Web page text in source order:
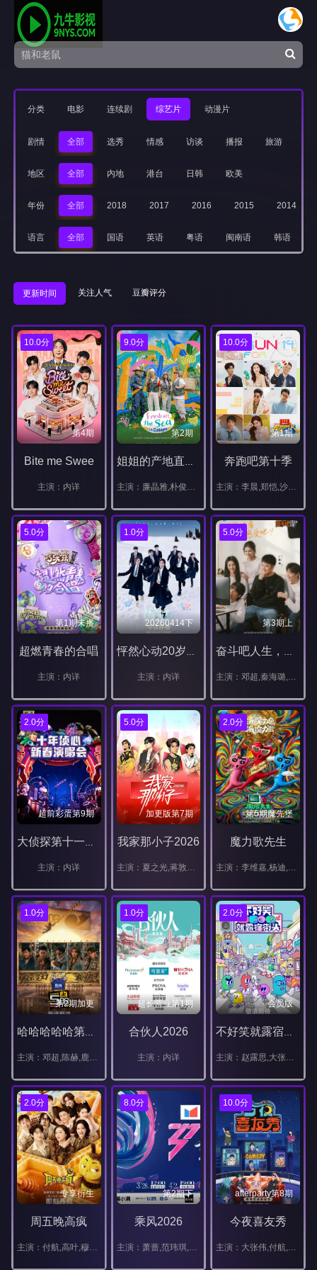
分类 电影 连续剧 综艺片 动漫片
剧情 全部 选秀 情感 访谈 播报 旅游
地区 全部 内地 港台 日韩 欧美
年份 全部 2018 2017 2016 2015 2014
语言 全部 国语 英语 粤语 闽南语 韩语
更新时间 关注人气 豆瓣评分
10.0分
第4期
Bite me Swee
主演：内详
9.0分
第2期
姐姐的产地直送in卡拉佩
主演：廉晶雅,朴俊勉,金惠奫,DEX,(金珍映)
10.0分
第1期
奔跑吧第十季
主演：李晨,郑恺,沙溢,白鹿,范丞丞,张真源,孟子义,李昀锐
5.0分
第1期未播
超燃青春的合唱
主演：内详
1.0分
20260414下
怦然心动20岁：冬季2026
主演：内详
5.0分
第3期上
奋斗吧人生，演员篇
主演：邓超,秦海璐,陈赫,五百
2.0分
超前彩蛋第9期
主演：内详
5.0分
加更版第7期
我家那小子2026
2.0分
第5期魔先堡
魔力歌先生
1.0分
第2期加更
1.0分
超长营业第1期
合伙人2026
主演：内详
2.0分
会员版
2.0分
专享衍生
周五晚高疯
主演：付航,高叶,穆祉丞,王传君,汪铎,魏大勋,杨迪,周冬雨,周奇,祝绪丹
8.0分
第2期下
乘风2026
主演：萧蔷,范玮琪,徐洁儿,乌兰图雅,叶一茜,者来女,曾沛慈,江语晨,徐梦洁,安崎,李心洁,李小冉,赵子琪,温峥嵘,陶昕然,唐艺昕,阚清子,陈凯琳,代斯,何宣林,孙怡,张慧雯,张月,陈瑶,黄灿灿,张艺上,王濛,万千惠,淡淡,侯宇,谢楠,维妮娜
10.0分
afterparty第8期
今夜喜友秀
主演：大张伟,付航,陈妍希,黄晓明,沈月,房主任,刘仁铖,唐香玉,王勉,小北,詹鑫,于祥宇,翟佳宁,张海宇